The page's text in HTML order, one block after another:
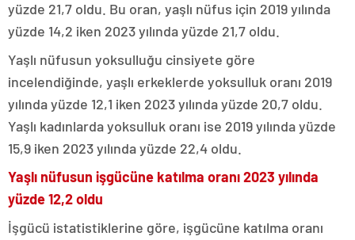
yüzde 21,7 oldu. Bu oran, yaşlı nüfus için 2019 yılında
yüzde 14,2 iken 2023 yılında yüzde 21,7 oldu.
Yaşlı nüfusun yoksulluğu cinsiyete göre
incelendiğinde, yaşlı erkeklerde yoksulluk oranı 2019
yılında yüzde 12,1 iken 2023 yılında yüzde 20,7 oldu.
Yaşlı kadınlarda yoksulluk oranı ise 2019 yılında yüzde
15,9 iken 2023 yılında yüzde 22,4 oldu.
Yaşlı nüfusun işgücüne katılma oranı 2023 yılında
yüzde 12,2 oldu
İşgücü istatistiklerine göre, işgücüne katılma oranı